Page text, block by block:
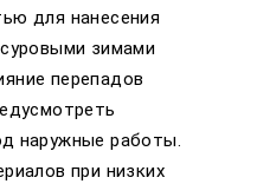
для нанесения
зимами
перепадов
наружные работы.
при низких